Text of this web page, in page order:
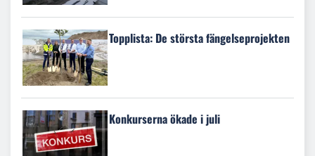
Topplista: De största fängelseprojekten
Konkurserna ökade i juli